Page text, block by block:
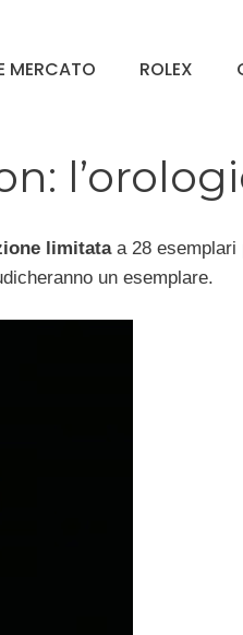
MERCATO ROLEX
limitataa 28 esemplari
un esemplare.